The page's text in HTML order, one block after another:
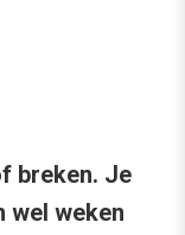
breken. Je
wel weken